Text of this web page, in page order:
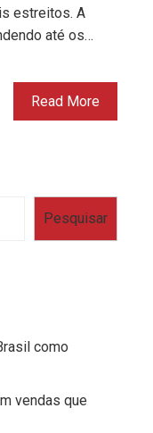
estreitos. A
até os…
Read More
Pesquisar
como
vendas que